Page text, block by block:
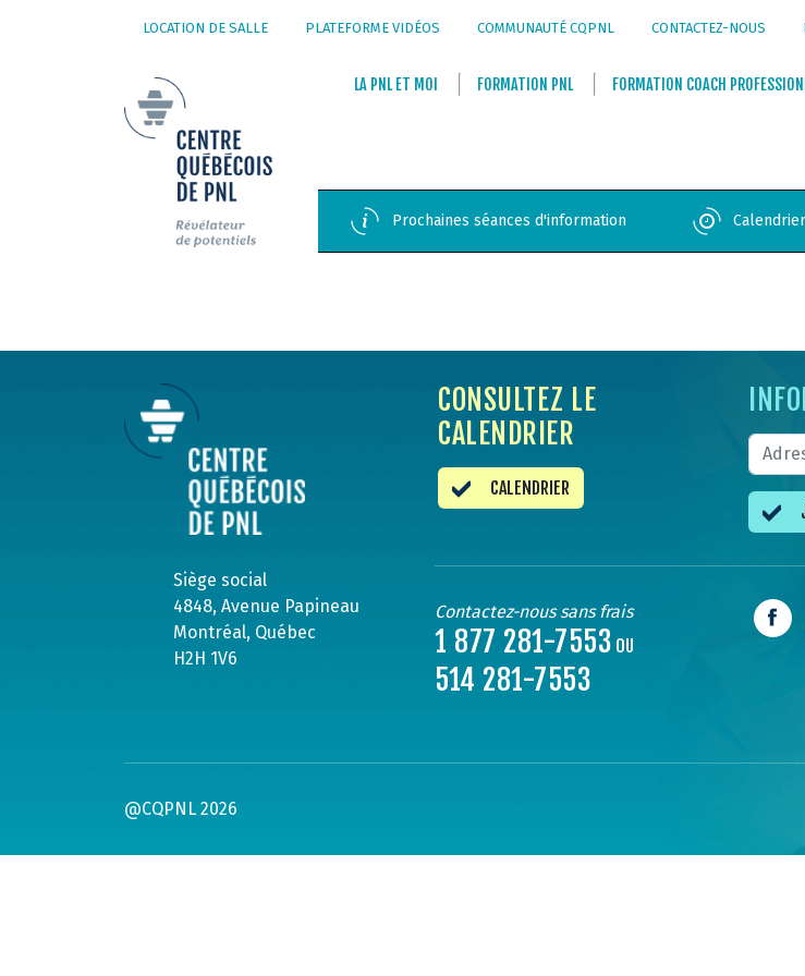
LOCATION DE SALLE PLATEFORME VIDÉOS COMMUNAUTÉ CQPNL CONTACTEZ-NOUS
LA PNL ET MOI FORMATION PNL FORMATION COACH
Prochaines séances d'information
Siège social
4848, Avenue Papineau
Montréal, Québec
H2H 1V6
CONSULTEZ LE
CALENDRIER
CALENDRIER
Contactez-nous sans frais
1 877 281-7553 OU
514 281-7553
@CQPNL 2026